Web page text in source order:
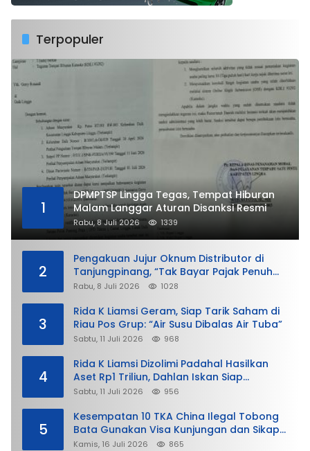
Terpopuler
1
DPMPTSP Lingga Tegas, Tempat Hiburan
Malam Langgar Aturan Disanksi Resmi
Rabu, 8 Juli 2026 1339
2
Pengakuan Jujur Oknum Distributor di
Tanjungpinang, “Tak Bayar Pajak Penuh
demi Untung”
Rabu, 8 Juli 2026 1028
3
Rida K Liamsi Geram, Siap Tarik Saham di
Riau Pos Grup: “Air Susu Dibalas Air Tuba”
Sabtu, 11 Juli 2026 968
4
Rida K Liamsi Dizolimi Padahal Hasilkan
Aset Rp1 Triliun, Dahlan Iskan Siap
Membela
Sabtu, 11 Juli 2026 956
5
Kesempatan 10 TKA China Ilegal Tobong
Bata Gunakan Visa Kunjungan dan Sikap
Lunak Ditjen Imigrasi Kepri?
Kamis, 16 Juli 2026 865